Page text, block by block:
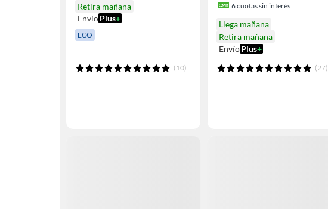
Retira mañana
EnvíoPlus+
ECO
(10)
6cuotas sin interés
Llega mañana
Retira mañana
Envío Plus+
(27)